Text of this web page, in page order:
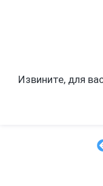
Извините, для